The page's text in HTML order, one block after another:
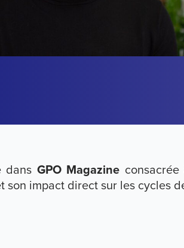
dans GPO Magazine
son impact direct sur les cycles